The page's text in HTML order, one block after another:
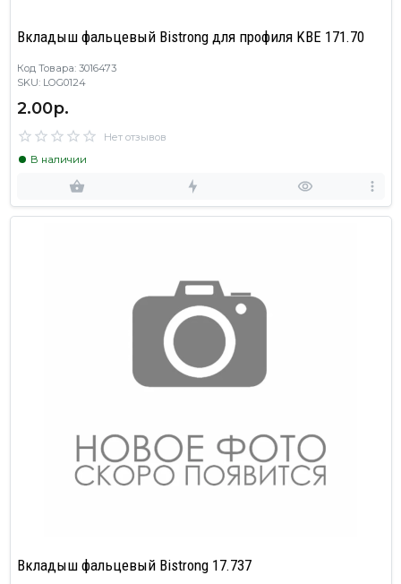
Вкладыш фальцевый Bistrong для профиля KBE 171.70
Код Товара: 3016473
SKU: LOG0124
2.00р.
Нет отзывов
В наличии
Вкладыш фальцевый Bistrong 17.737